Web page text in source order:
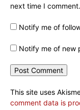
next time I comment.
Notify me of
Notify me of new
This site uses
comment data is